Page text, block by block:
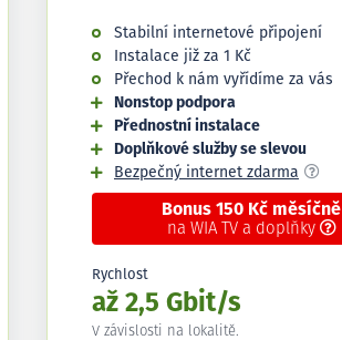
Stabilní internetové připojení
Instalace již za 1 Kč
Přechod k nám vyřídíme za vás
Nonstop podpora
Přednostní instalace
Doplňkové služby se slevou
Bezpečný internet zdarma
Bonus 150 Kč měsíčně
na WIA TV a doplňky
Rychlost
až 2,5 Gbit/s
V závislosti na lokalitě.